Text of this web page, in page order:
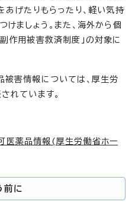
あげたりもらったり、軽い気持
ましょう。また、海外から個
作用被害救済制度」の対象に
害情報については、厚生労
れています。
医薬品情報(厚生労働省ホー
前に